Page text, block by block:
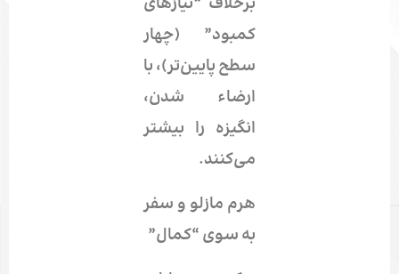
کمبود” (چهار
سطح پایین‌تر)، با
ارضاء شدن،
انگیزه را بیشتر
می‌کنند.
هرم مازلو و سفر
به سوی “کمال”